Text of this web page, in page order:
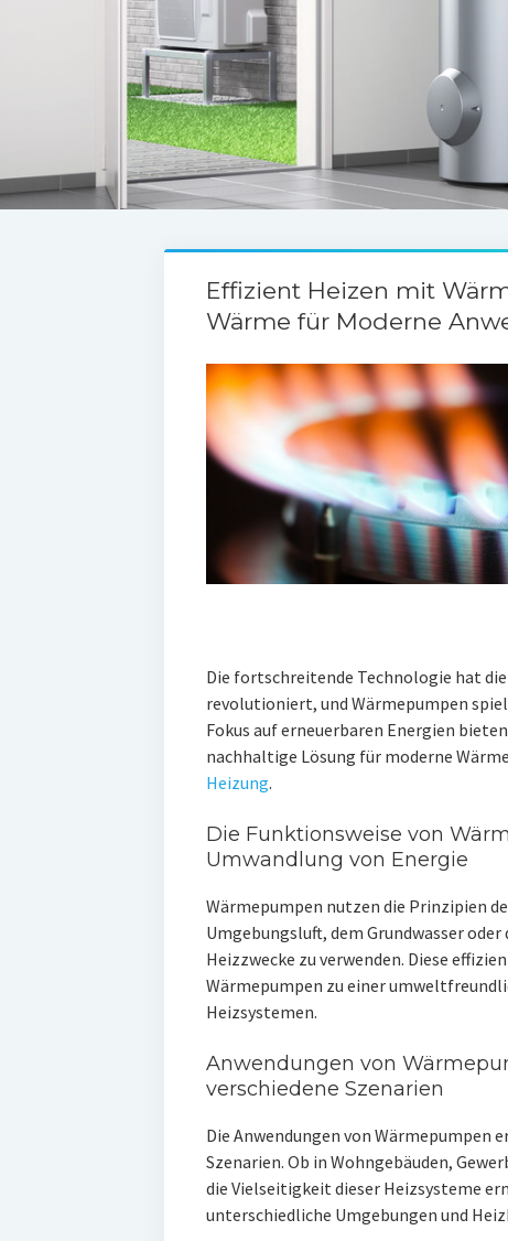
Effizient Heizen mit
Wärme für Moderne
Die fortschreitende Technologie hat
revolutioniert, und Wärmepumpen
Fokus auf erneuerbaren Energien
nachhaltige Lösung für moderne
Heizung.
Die Funktionsweise von
Umwandlung von Energie
Wärmepumpen nutzen die Prinzipien
Umgebungsluft, dem Grundwasser
Heizzwecke zu verwenden. Diese
Wärmepumpen zu einer
Heizsystemen.
Anwendungen von
verschiedene Szenarien
Die Anwendungen von Wärmepumpen
Szenarien. Ob in Wohngebäuden,
die Vielseitigkeit dieser Heizsysteme
unterschiedliche Umgebungen und